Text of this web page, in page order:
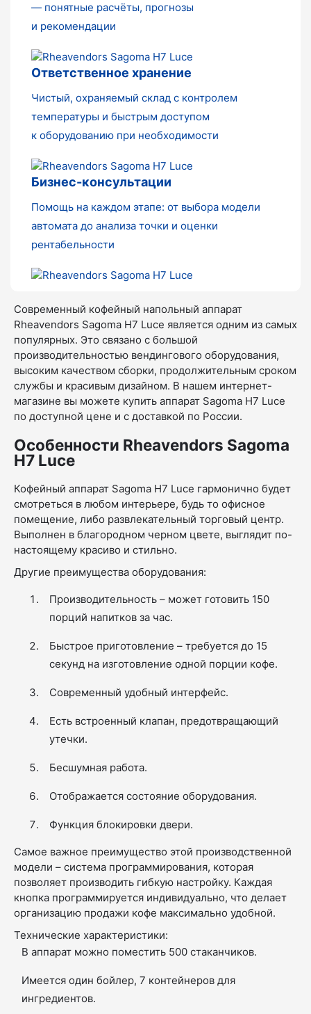
— понятные расчёты, прогнозы
и рекомендации
Ответственное хранение
Чистый, охраняемый склад с контролем
температуры и быстрым доступом
к оборудованию при необходимости
Бизнес-консультации
Помощь на каждом этапе: от выбора модели
автомата до анализа точки и оценки
рентабельности
Современный кофейный напольный аппарат
Rheavendors Sagoma H7 Luce является одним из самых
популярных. Это связано с большой
производительностью вендингового оборудования,
высоким качеством сборки, продолжительным сроком
службы и красивым дизайном. В нашем интернет-
магазине вы можете купить аппарат Sagoma H7 Luce
по доступной цене и с доставкой по России.
Особенности Rheavendors Sagoma
H7 Luce
Кофейный аппарат Sagoma H7 Luce гармонично будет
смотреться в любом интерьере, будь то офисное
помещение, либо развлекательный торговый центр.
Выполнен в благородном черном цвете, выглядит по-
настоящему красиво и стильно.
Другие преимущества оборудования:
Производительность – может готовить 150
порций напитков за час.
Быстрое приготовление – требуется до 15
секунд на изготовление одной порции кофе.
Современный удобный интерфейс.
Есть встроенный клапан, предотвращающий
утечки.
Бесшумная работа.
Отображается состояние оборудования.
Функция блокировки двери.
Самое важное преимущество этой производственной
модели – система программирования, которая
позволяет производить гибкую настройку. Каждая
кнопка программируется индивидуально, что делает
организацию продажи кофе максимально удобной.
Технические характеристики:
В аппарат можно поместить 500 стаканчиков.
Имеется один бойлер, 7 контейнеров для
ингредиентов.